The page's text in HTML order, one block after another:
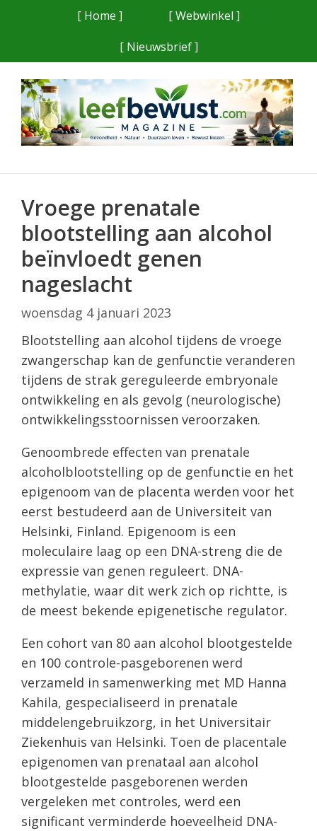
[ Home ]
[ Webwinkel ]
[ Nieuwsbrief ]
Vroege prenatale
blootstelling aan alcohol
beïnvloedt genen
nageslacht
woensdag 4 januari 2023
Blootstelling aan alcohol tijdens de vroege
zwangerschap kan de genfunctie veranderen
tijdens de strak gereguleerde embryonale
ontwikkeling en als gevolg (neurologische)
ontwikkelingsstoornissen veroorzaken.
Genoombrede effecten van prenatale
alcoholblootstelling op de genfunctie en het
epigenoom van de placenta werden voor het
eerst bestudeerd aan de Universiteit van
Helsinki, Finland. Epigenoom is een
moleculaire laag op een DNA-streng die de
expressie van genen reguleert. DNA-
methylatie, waar dit werk zich op richtte, is
de meest bekende epigenetische regulator.
Een cohort van 80 aan alcohol blootgestelde
en 100 controle-pasgeborenen werd
verzameld in samenwerking met MD Hanna
Kahila, gespecialiseerd in prenatale
middelengebruikzorg, in het Universitair
Ziekenhuis van Helsinki. Toen de placentale
epigenomen van prenataal aan alcohol
blootgestelde pasgeborenen werden
vergeleken met controles, werd een
significant verminderde hoeveelheid DNA-